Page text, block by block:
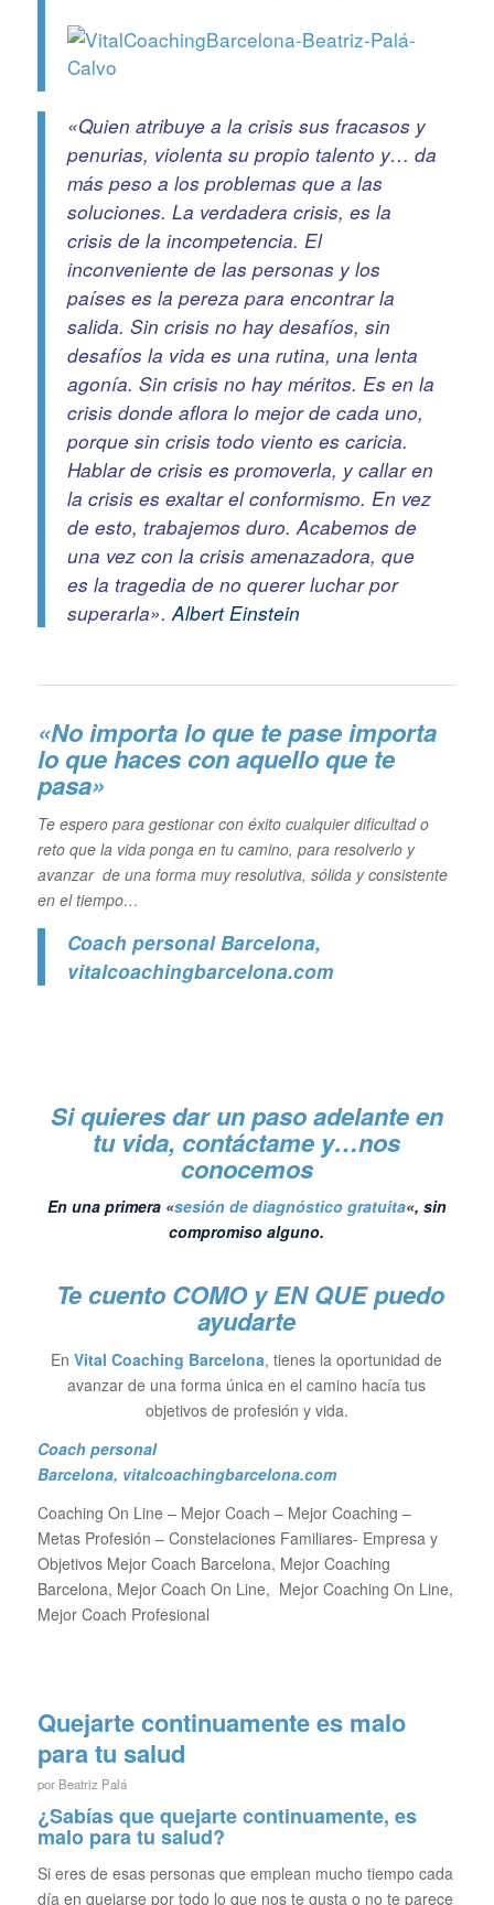
«Quien atribuye a la crisis sus fracasos y
penurias, violenta su propio talento y… da
más peso a los problemas que a las
soluciones. La verdadera crisis, es la
crisis de la incompetencia. El
inconveniente de las personas y los
países es la pereza para encontrar la
salida. Sin crisis no hay desafíos, sin
desafíos la vida es una rutina, una lenta
agonía. Sin crisis no hay méritos. Es en la
crisis donde aflora lo mejor de cada uno,
porque sin crisis todo viento es caricia.
Hablar de crisis es promoverla, y callar en
la crisis es exaltar el conformismo. En vez
de esto, trabajemos duro. Acabemos de
una vez con la crisis amenazadora, que
es la tragedia de no querer luchar por
superarla». Albert Einstein
«No importa lo que te pase importa
lo que haces con aquello que te
pasa»
Te espero para gestionar con éxito cualquier dificultad o
reto que la vida ponga en tu camino, para resolverlo y
avanzar de una forma muy resolutiva, sólida y consistente
en el tiempo…
Coach personal Barcelona,
vitalcoachingbarcelona.com
Si quieres dar un paso adelante en
tu vida, contáctame y…nos
conocemos
En una primera «sesión de diagnóstico gratuita«, sin
compromiso alguno.
Te cuento COMO y EN QUE puedo
ayudarte
EnVital Coaching Barcelona, tienes la oportunidad de
avanzar de una forma única en el camino hacía tus
objetivos de profesión y vida.
Coach personal
Barcelona, vitalcoachingbarcelona.com
Coaching On Line – Mejor Coach – Mejor Coaching –
Metas Profesión – Constelaciones Familiares- Empresa y
Objetivos Mejor Coach Barcelona, Mejor Coaching
Barcelona, Mejor Coach On Line, Mejor Coaching On Line,
Mejor Coach Profesional
Quejarte continuamente es malo
para tu salud
por Beatriz Palá
¿Sabías que quejarte continuamente, es
malo para tu salud?
Si eres de esas personas que emplean mucho tiempo cada
día en quejarse por todo lo que nos te gusta o no te parece